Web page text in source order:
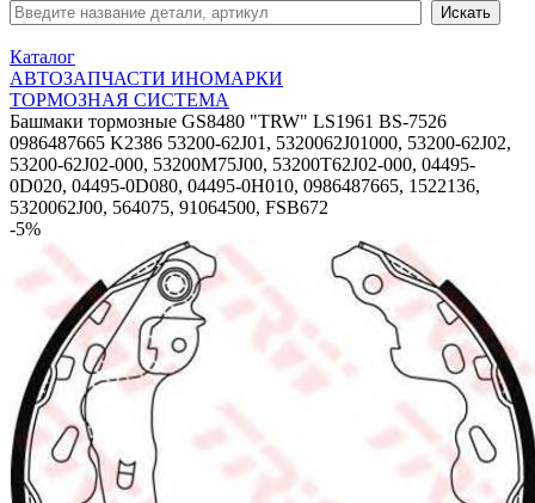
Каталог
АВТОЗАПЧАСТИ ИНОМАРКИ
ТОРМОЗНАЯ СИСТЕМА
Башмаки тормозные GS8480 "TRW" LS1961 BS-7526
0986487665 K2386 53200-62J01, 5320062J01000, 53200-62J02,
53200-62J02-000, 53200M75J00, 53200T62J02-000, 04495-
0D020, 04495-0D080, 04495-0H010, 0986487665, 1522136,
5320062J00, 564075, 91064500, FSB672
-5%